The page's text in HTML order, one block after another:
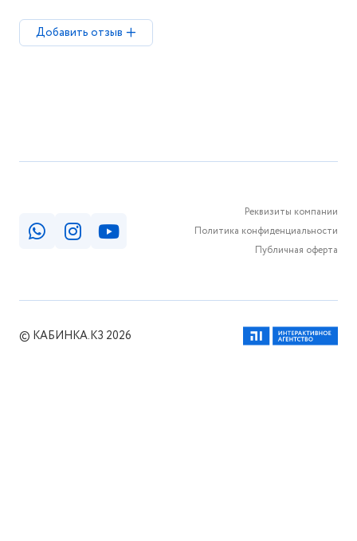
Добавить отзыв
Реквизиты компании
Политика конфиденциальности
Публичная оферта
© КАБИНКА.КЗ 2026